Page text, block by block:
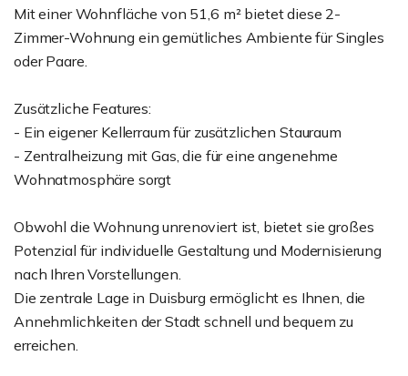
Mit einer Wohnfläche von 51,6 m² bietet diese 2-
Zimmer-Wohnung ein gemütliches Ambiente für Singles
oder Paare.
Zusätzliche Features:
- Ein eigener Kellerraum für zusätzlichen Stauraum
- Zentralheizung mit Gas, die für eine angenehme
Wohnatmosphäre sorgt
Obwohl die Wohnung unrenoviert ist, bietet sie großes
Potenzial für individuelle Gestaltung und Modernisierung
nach Ihren Vorstellungen.
Die zentrale Lage in Duisburg ermöglicht es Ihnen, die
Annehmlichkeiten der Stadt schnell und bequem zu
erreichen.